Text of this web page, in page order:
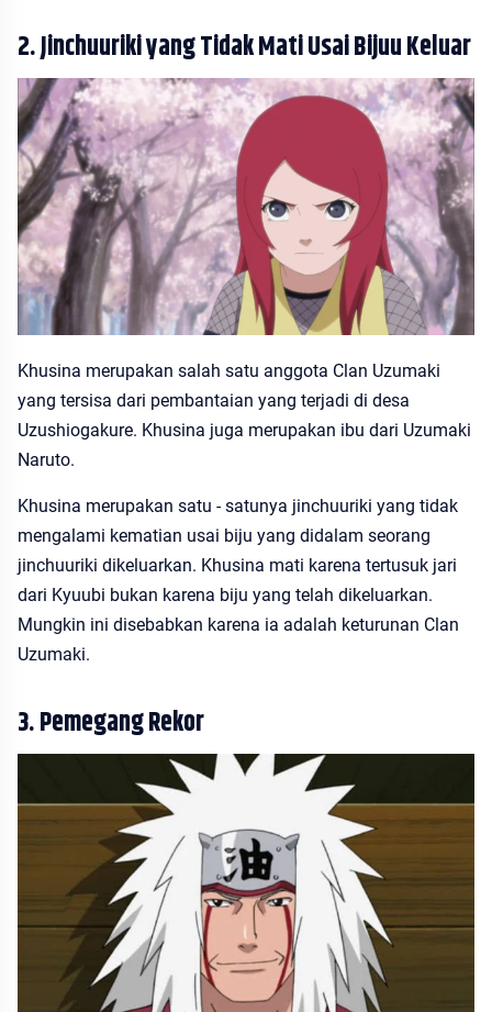
2. Jinchuuriki yang Tidak Mati Usai Bijuu Keluar
Khusina merupakan salah satu anggota Clan Uzumaki
yang tersisa dari pembantaian yang terjadi di desa
Uzushiogakure. Khusina juga merupakan ibu dari Uzumaki
Naruto.
Khusina merupakan satu - satunya jinchuuriki yang tidak
mengalami kematian usai biju yang didalam seorang
jinchuuriki dikeluarkan. Khusina mati karena tertusuk jari
dari Kyuubi bukan karena biju yang telah dikeluarkan.
Mungkin ini disebabkan karena ia adalah keturunan Clan
Uzumaki.
3. Pemegang Rekor